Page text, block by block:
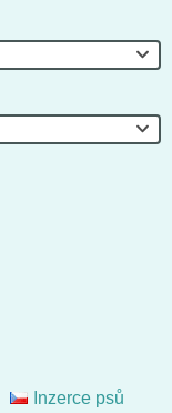
Inzerce psů